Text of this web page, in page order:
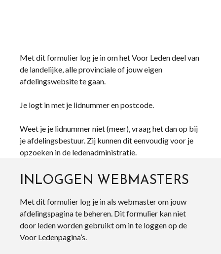
Met dit formulier log je in om het Voor Leden deel van
de landelijke, alle provinciale of jouw eigen
afdelingswebsite te gaan.
Je logt in met je lidnummer en postcode.
Weet je je lidnummer niet (meer), vraag het dan op bij
je afdelingsbestuur. Zij kunnen dit eenvoudig voor je
opzoeken in de ledenadministratie.
INLOGGEN WEBMASTERS
Met dit formulier log je in als webmaster om jouw
afdelingspagina te beheren. Dit formulier kan niet
door leden worden gebruikt om in te loggen op de
Voor Ledenpagina’s.